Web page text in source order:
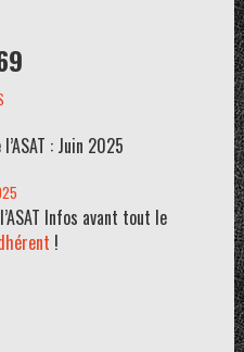
: Juin 2025
Infos avant tout le
!